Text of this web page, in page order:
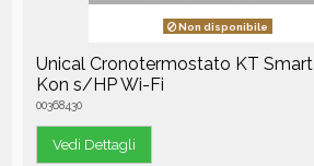
Non disponibile
Unical Cronotermostato KT Smart
Kon s/HP Wi-Fi
00368430
Vedi Dettagli